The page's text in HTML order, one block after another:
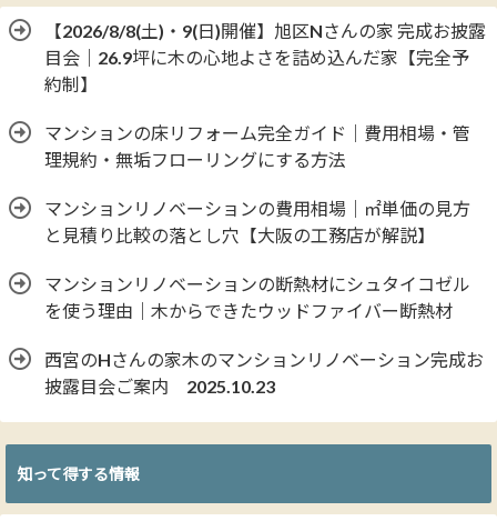
【2026/8/8(土)・9(日)開催】旭区Nさんの家 完成お披露
目会｜26.9坪に木の心地よさを詰め込んだ家【完全予
約制】
マンションの床リフォーム完全ガイド｜費用相場・管
理規約・無垢フローリングにする方法
マンションリノベーションの費用相場｜㎡単価の見方
と見積り比較の落とし穴【大阪の工務店が解説】
マンションリノベーションの断熱材にシュタイコゼル
を使う理由｜木からできたウッドファイバー断熱材
西宮のHさんの家木のマンションリノベーション完成お
披露目会ご案内 2025.10.23
知って得する情報